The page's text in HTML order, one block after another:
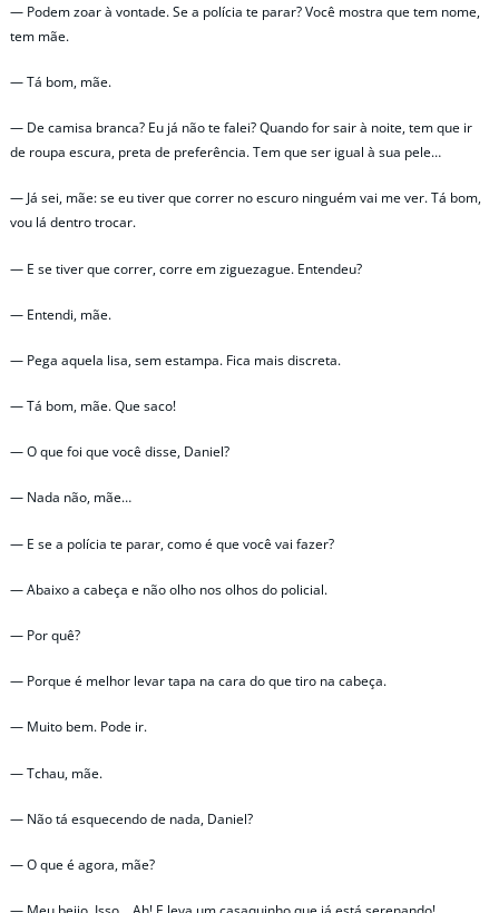
— Podem zoar à vontade. Se a polícia te parar? Você mostra que tem nome,
tem mãe.
— Tá bom, mãe.
— De camisa branca? Eu já não te falei? Quando for sair à noite, tem que ir
de roupa escura, preta de preferência. Tem que ser igual à sua pele…
— Já sei, mãe: se eu tiver que correr no escuro ninguém vai me ver. Tá bom,
vou lá dentro trocar.
— E se tiver que correr, corre em ziguezague. Entendeu?
— Entendi, mãe.
— Pega aquela lisa, sem estampa. Fica mais discreta.
— Tá bom, mãe. Que saco!
— O que foi que você disse, Daniel?
— Nada não, mãe…
— E se a polícia te parar, como é que você vai fazer?
— Abaixo a cabeça e não olho nos olhos do policial.
— Por quê?
— Porque é melhor levar tapa na cara do que tiro na cabeça.
— Muito bem. Pode ir.
— Tchau, mãe.
— Não tá esquecendo de nada, Daniel?
— O que é agora, mãe?